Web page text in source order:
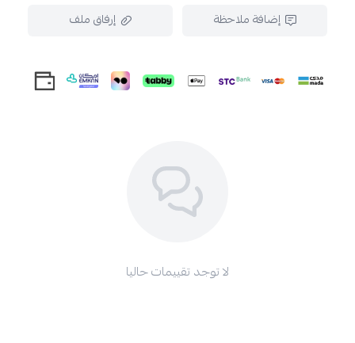
إضافة ملاحظة
إرفاق ملف
لا توجد تقييمات حاليا